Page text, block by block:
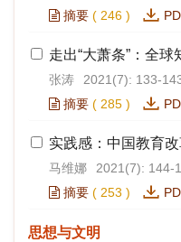
摘要 ( 246 )
走出“大萧条”：全
张涛
2021(7): 133-
摘要 ( 285 )
实践感：中国教育改
马维娜
2021(7): 144-
摘要 ( 253 )
思想与文明